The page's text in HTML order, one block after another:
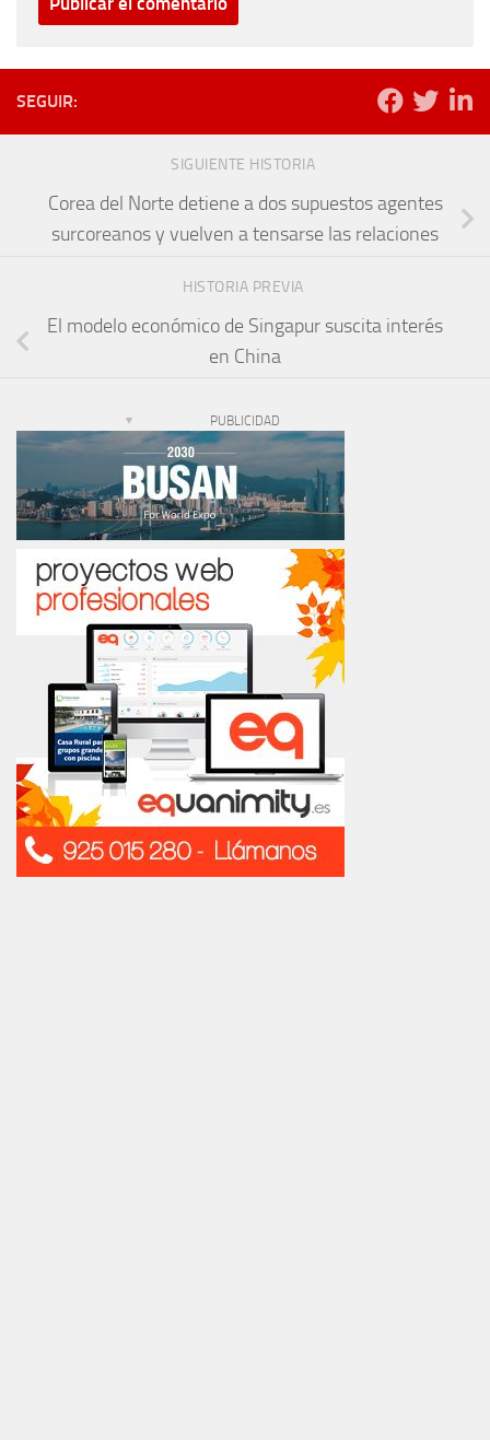
SEGUIR:
SIGUIENTE HISTORIA
Corea del Norte detiene a dos supuestos agentes
surcoreanos y vuelven a tensarse las relaciones
HISTORIA PREVIA
El modelo económico de Singapur suscita interés
en China
PUBLICIDAD